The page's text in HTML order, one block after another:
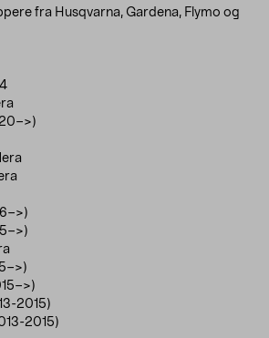
fra Husqvarna, Gardena, Flymo og
2015)
2015)